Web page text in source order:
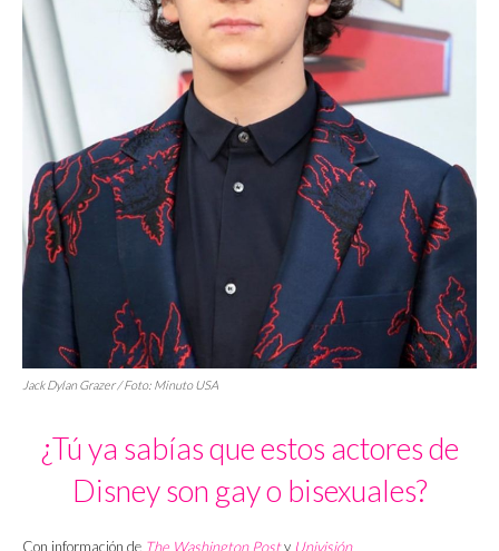
Jack Dylan Grazer / Foto: Minuto USA
¿Tú ya sabías que estos actores de
Disney son gay o bisexuales?
Con información de The Washington Posty Univisión